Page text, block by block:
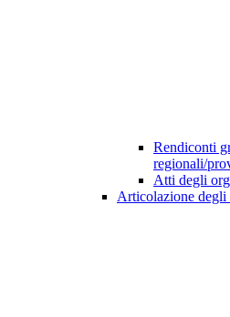
Rendiconti
regionali/
Atti degli
Articolazione